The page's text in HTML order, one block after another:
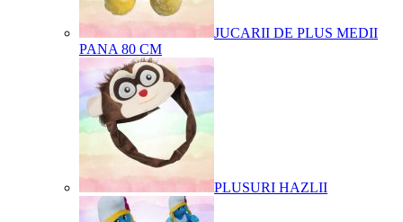
JUCARII DE PLUS MEDII
PANA 80 CM
PLUSURI HAZLII